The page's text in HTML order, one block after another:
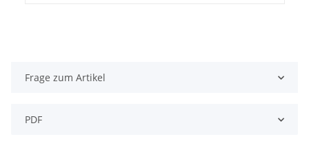
Frage zum Artikel
PDF